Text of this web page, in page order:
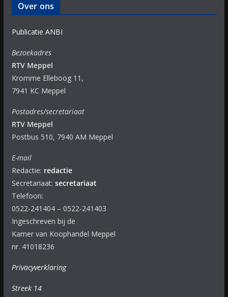
Over ons
Publicatie ANBI
Bezoekadres
RTV Meppel
Kromme Elleboog 11,
7941 KC Meppel
Postadres/secretariaat
RTV Meppel
Postbus 510, 7940 AM Meppel
E-mail
Redactie: redactie
Secretariaat: secretariaat
Telefoon:
0522-241404 – 0522-241403
Ingeschreven bij de
Kamer van Koophandel Meppel
nr. 41018236
Privacyverklaring
Streek 14